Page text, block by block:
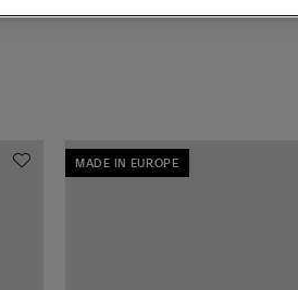
MADE IN EUROPE